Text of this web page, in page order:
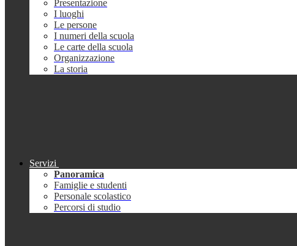
Presentazione
I luoghi
Le persone
I numeri della scuola
Le carte della scuola
Organizzazione
La storia
Servizi
Panoramica
Famiglie e studenti
Personale scolastico
Percorsi di studio